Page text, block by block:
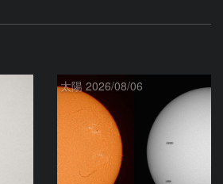
太陽 2026/08/06